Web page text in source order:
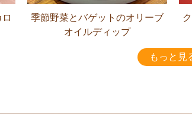
季節野菜とバゲットのオリーブ
オイルディップ
もっと見